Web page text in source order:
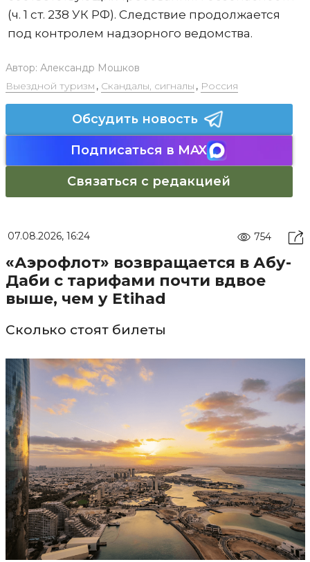
(ч. 1 ст. 238 УК РФ). Следствие продолжается
под контролем надзорного ведомства.
Автор: Александр Мошков
Выездной туризм , Скандалы, сигналы , Россия
Обсудить новость
Подписаться в MAX
Связаться с редакцией
07.08.2026, 16:24 754
«Аэрофлот» возвращается в Абу-
Даби с тарифами почти вдвое
выше, чем у Etihad
Сколько стоят билеты